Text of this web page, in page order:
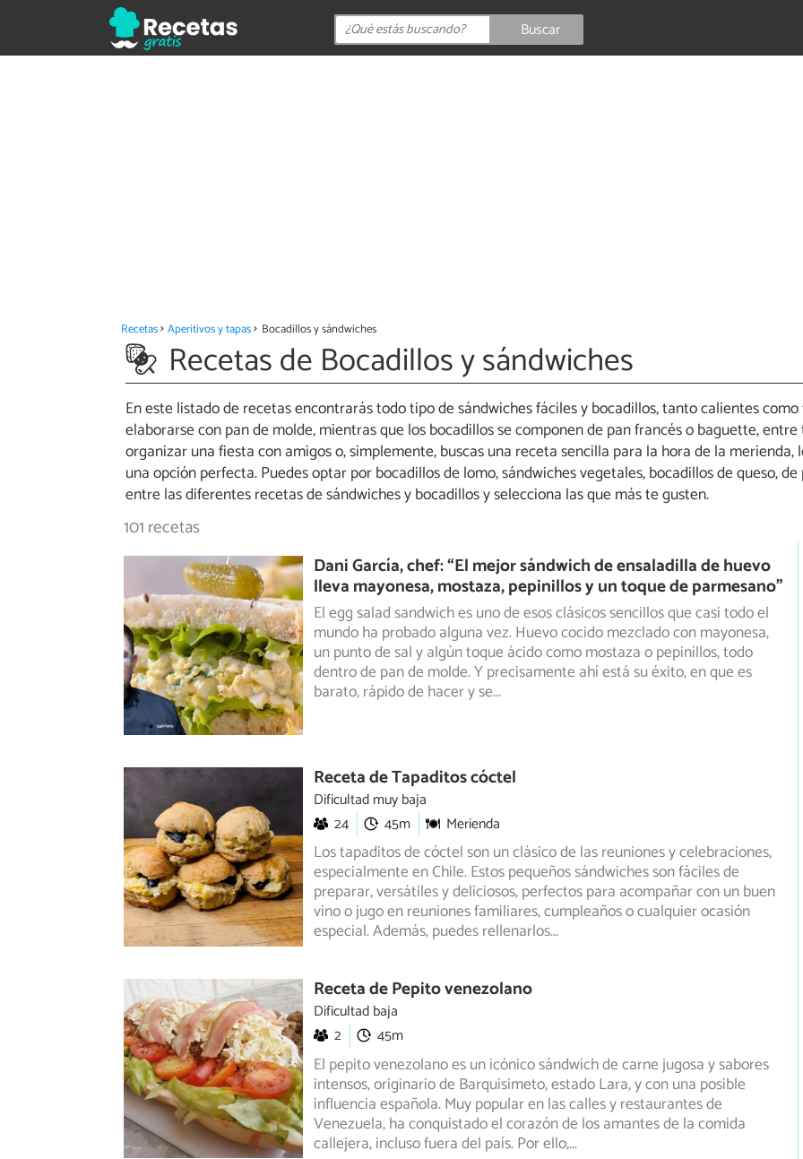
Buscar
Recetas Aperitivos y tapas Bocadillos y sándwiches
Recetas de Bocadillos y sándwiches
En este listado de recetas encontrarás todo tipo de sándwiches fáciles y bocadillos, tanto calientes
elaborarse con pan de molde, mientras que los bocadillos se componen de pan francés o baguette,
organizar una fiesta con amigos o, simplemente, buscas una receta sencilla para la hora de la merienda,
una opción perfecta. Puedes optar por bocadillos de lomo, sándwiches vegetales, bocadillos de queso,
entre las diferentes recetas de sándwiches y bocadillos y selecciona las que más te gusten.
101 recetas
Dani García, chef: “El mejor sándwich de ensaladilla de huevo
lleva mayonesa, mostaza, pepinillos y un toque de parmesano”
El egg salad sandwich es uno de esos clásicos sencillos que casi todo el
mundo ha probado alguna vez. Huevo cocido mezclado con mayonesa,
unpunto de sal y algún toque ácido como mostaza o pepinillos, todo
dentro de pan de molde. Y precisamente ahí está su éxito, en que es
barato, rápido de hacer y se...
Receta de Tapaditos cóctel
Dificultad muy baja
24
45m Merienda
Los tapaditos de cóctel son un clásico de las reuniones y celebraciones,
especialmente en Chile. Estos pequeños sándwiches son fáciles de
preparar,versátiles y deliciosos, perfectos para acompañar con un buen
vino o jugo en reuniones familiares, cumpleaños o cualquier ocasión
especial. Además, puedes rellenarlos...
Receta de Pepito venezolano
Dificultad baja
2
45m
El pepito venezolano es un icónico sándwich de carne jugosa y sabores
intensos, originario de Barquisimeto, estado Lara, y con una posible
influenciaespañola. Muy popular en las calles y restaurantes de
Venezuela, ha conquistado el corazón de los amantes de la comida
callejera, incluso fuera del país. Por ello,...